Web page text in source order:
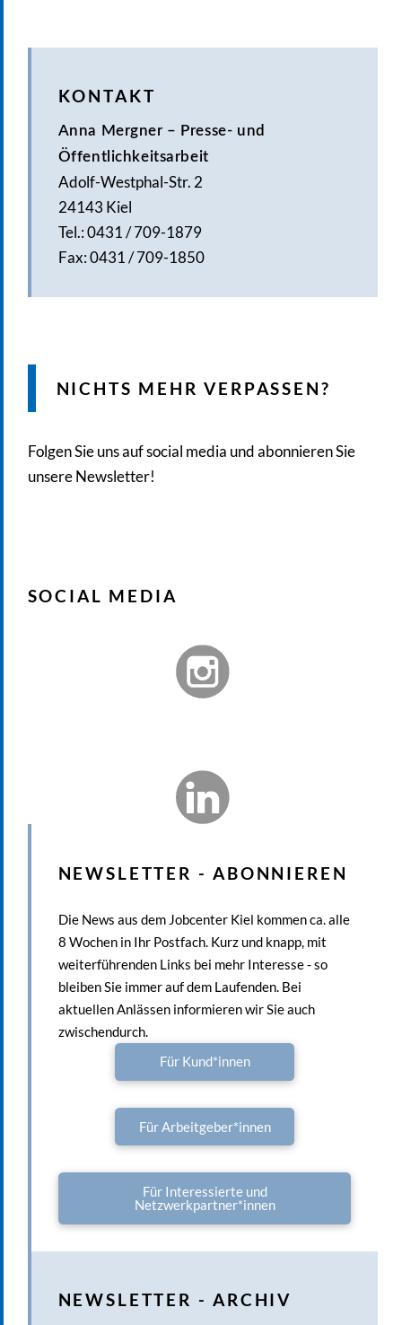
KONTAKT
Anna Mergner – Presse- und
Öffentlichkeitsarbeit
Adolf-Westphal-Str. 2
24143 Kiel
Tel.: 0431 / 709-1879
Fax: 0431 / 709-1850
NICHTS MEHR VERPASSEN?
Folgen Sie uns auf social media und abonnieren Sie
unsere Newsletter!
SOCIAL MEDIA
NEWSLETTER - ABONNIEREN
Die News aus dem Jobcenter Kiel kommen ca. alle
8 Wochen in Ihr Postfach. Kurz und knapp, mit
weiterführenden Links bei mehr Interesse - so
bleiben Sie immer auf dem Laufenden. Bei
aktuellen Anlässen informieren wir Sie auch
zwischendurch.
Für Kund*innen
Für Arbeitgeber*innen
Für Interessierte und
Netzwerkpartner*innen
NEWSLETTER - ARCHIV